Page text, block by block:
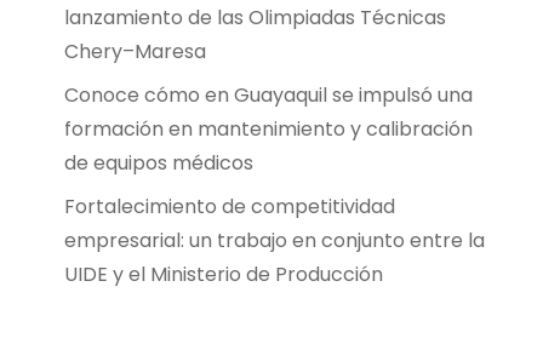
lanzamiento de las Olimpiadas Técnicas
Chery–Maresa
Conoce cómo en Guayaquil se impulsó una
formación en mantenimiento y calibración
de equipos médicos
Fortalecimiento de competitividad
empresarial: un trabajo en conjunto entre la
UIDE y el Ministerio de Producción